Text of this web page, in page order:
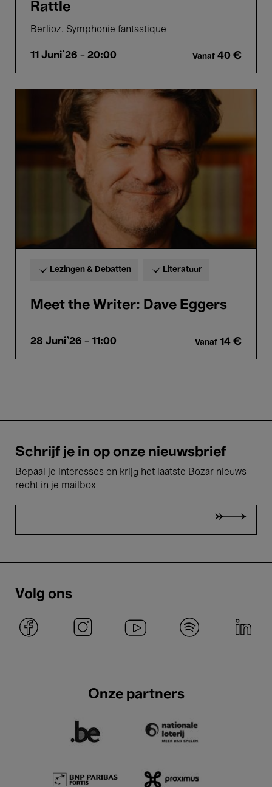
Rattle
Berlioz. Symphonie fantastique
11 Juni'26 - 20:00 Vanaf 40 €
Lezingen & Debatten Literatuur
Meet the Writer: Dave Eggers
28 Juni'26 - 11:00 Vanaf 14 €
Schrijf je in op onze nieuwsbrief
Bepaal je interesses en krijg het laatste Bozar nieuws
recht in je mailbox
Volg ons
Onze partners